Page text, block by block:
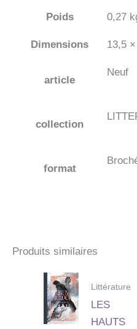
Poids 0,27
Dimensions 13,5
article
Neuf
collection
format
Produits similaires
Littérature
LES
HAUTS